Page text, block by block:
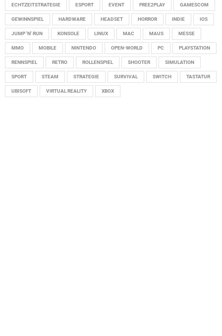
ECHTZEITSTRATEGIE ESPORT EVENT FREE2PLAY GAMESCOM
GEWINNSPIEL HARDWARE HEADSET HORROR INDIE IOS
JUMP 'N' RUN KONSOLE LINUX MAC MAUS MESSE
MMO MOBILE NINTENDO OPEN-WORLD PC PLAYSTATION
RENNSPIEL RETRO ROLLENSPIEL SHOOTER SIMULATION
SPORT STEAM STRATEGIE SURVIVAL SWITCH TASTATUR
UBISOFT VIRTUAL REALITY XBOX